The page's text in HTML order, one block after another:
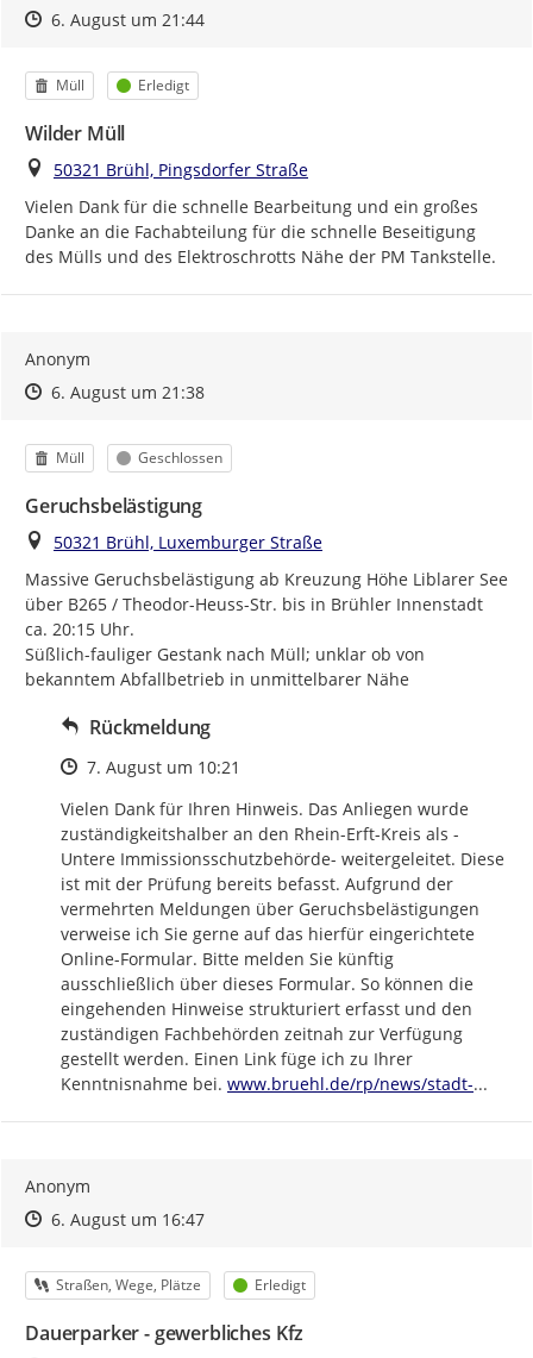
Zeitpunkt des Erstellens
Zeitpunkt des Erstellens
6. August um 21:44Zur Äußerung
Kategorie
Müll Status
Erledigt
Wilder Müll
Ort
50321 Brühl, Pingsdorfer Straße
Vielen Dank für die schnelle Bearbeitung und ein großes
Danke an die Fachabteilung für die schnelle Beseitigung
des Mülls und des Elektroschrotts Nähe der PM Tankstelle.
Anonym
Zeitpunkt des Erstellens
Zeitpunkt des Erstellens
6. August um 21:38Zur Äußerung
Kategorie
Müll Status
Geschlossen
Geruchsbelästigung
Ort
50321 Brühl, Luxemburger Straße
Massive Geruchsbelästigung ab Kreuzung Höhe Liblarer See
über B265 / Theodor-Heuss-Str. bis in Brühler Innenstadt
ca. 20:15 Uhr.
Süßlich-fauliger Gestank nach Müll; unklar ob von
bekanntem Abfallbetrieb in unmittelbarer Nähe
Rückmeldung
Zeitpunkt des Erstellens
7. August um 10:21
Vielen Dank für Ihren Hinweis. Das Anliegen wurde
zuständigkeitshalber an den Rhein-Erft-Kreis als -
Untere Immissionsschutzbehörde- weitergeleitet. Diese
ist mit der Prüfung bereits befasst. Aufgrund der
vermehrten Meldungen über Geruchsbelästigungen
verweise ich Sie gerne auf das hierfür eingerichtete
Online-Formular. Bitte melden Sie künftig
ausschließlich über dieses Formular. So können die
eingehenden Hinweise strukturiert erfasst und den
zuständigen Fachbehörden zeitnah zur Verfügung
gestellt werden. Einen Link füge ich zu Ihrer
Kenntnisnahme bei. https://
www.bruehl.de/rp/news/stadt-...
Anonym
Zeitpunkt des Erstellens
Zeitpunkt des Erstellens
6. August um 16:47Zur Äußerung
Kategorie
Straßen, Wege, Plätze Status
Erledigt
Dauerparker - gewerbliches Kfz